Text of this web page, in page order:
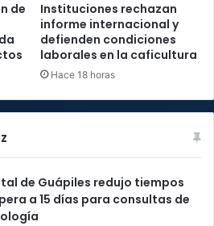
de
Instituciones rechazan
informe internacional y
defienden condiciones
laborales en la caficultura
Hace 18 horas
de Guápiles redujo tiempos
a 15 días para consultas de